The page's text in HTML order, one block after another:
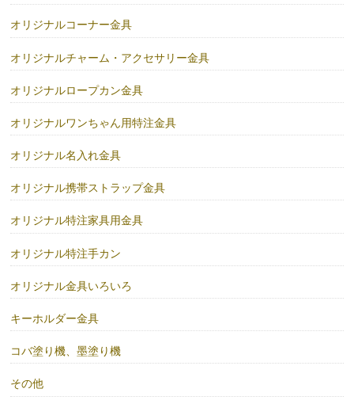
オリジナルコーナー金具
オリジナルチャーム・アクセサリー金具
オリジナルロープカン金具
オリジナルワンちゃん用特注金具
オリジナル名入れ金具
オリジナル携帯ストラップ金具
オリジナル特注家具用金具
オリジナル特注手カン
オリジナル金具いろいろ
キーホルダー金具
コバ塗り機、墨塗り機
その他